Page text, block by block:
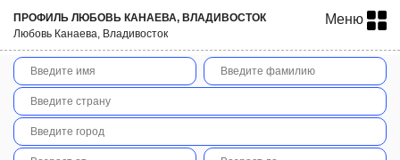
ПРОФИЛЬ ЛЮБОВЬ КАНАЕВА, ВЛАДИВОСТОК
Любовь Канаева, Владивосток
Меню